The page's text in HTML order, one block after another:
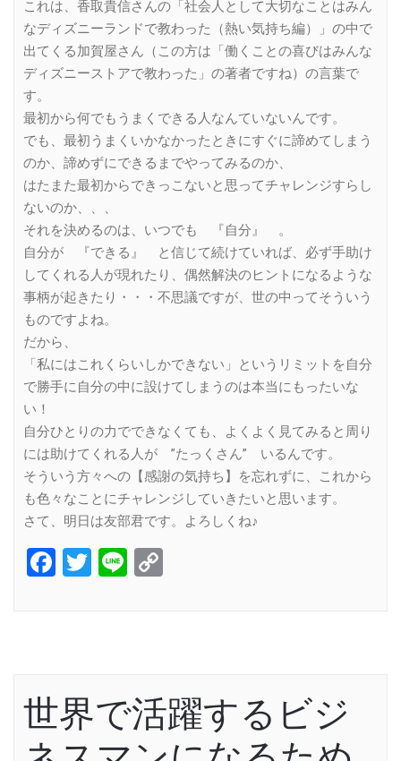
これは、香取貴信さんの「社会人として大切なことはみん
なディズニーランドで教わった（熱い気持ち編）」の中で
出てくる加賀屋さん（この方は「働くことの喜びはみんな
ディズニーストアで教わった」の著者ですね）の言葉で
す。
最初から何でもうまくできる人なんていないんです。
でも、最初うまくいかなかったときにすぐに諦めてしまう
のか、諦めずにできるまでやってみるのか、
はたまた最初からできっこないと思ってチャレンジすらし
ないのか、、、
それを決めるのは、いつでも 『自分』 。
自分が 『できる』 と信じて続けていれば、必ず手助け
してくれる人が現れたり、偶然解決のヒントになるような
事柄が起きたり・・・不思議ですが、世の中ってそういう
ものですよね。
だから、
「私にはこれくらいしかできない」というリミットを自分
で勝手に自分の中に設けてしまうのは本当にもったいな
い！
自分ひとりの力でできなくても、よくよく見てみると周り
には助けてくれる人が ”たっくさん” いるんです。
そういう方々への【感謝の気持ち】を忘れずに、これから
も色々なことにチャレンジしていきたいと思います。
さて、明日は友部君です。よろしくね♪
Facebook
Twitter
Line
世界で活躍するビジ